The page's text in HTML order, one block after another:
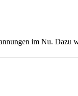
im Nu. Dazu